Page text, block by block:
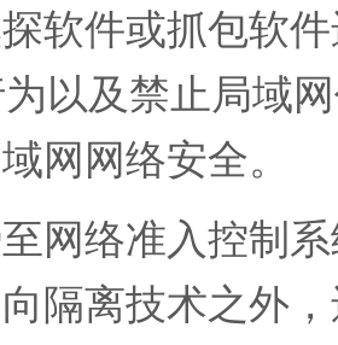
软件或抓包软
以及禁止局域
网网络安全。
网络准入控制
隔离技术之外